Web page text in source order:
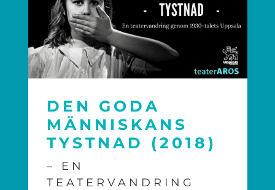
DEN GODA
MÄNNISKANS
TYSTNAD (2018)
– EN
TEATERVANDRING